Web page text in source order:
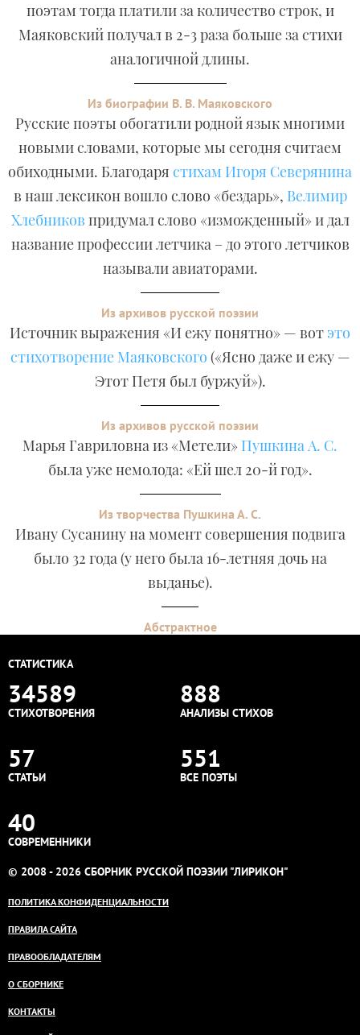
поэтам тогда платили за количество строк, и
Маяковский получал в 2-3 раза больше за стихи
аналогичной длины.
Из биографии В. В. Маяковского
Русские поэты обогатили родной язык многими
новыми словами, которые мы сегодня считаем
обиходными. Благодаря стихам Игоря Северянина
в наш лексикон вошло слово «бездарь», Велимир
Хлебников придумал слово «изможденный» и дал
название профессии летчика – до этого летчиков
называли авиаторами.
Из архивов русской поэзии
Источник выражения «И ежу понятно» — вот это
стихотворение Маяковского («Ясно даже и ежу —
Этот Петя был буржуй»).
Из архивов русской поэзии
Марья Гавриловна из «Метели» Пушкина А. С.
была уже немолода: «Ей шел 20-й год».
Из творчества Пушкина А. С.
Ивану Сусанину на момент совершения подвига
было 32 года (у него была 16-летняя дочь на
выданье).
Абстрактное
СТАТИСТИКА
34589
СТИХОТВОРЕНИЯ
888
АНАЛИЗЫ СТИХОВ
57
СТАТЬИ
551
ВСЕ ПОЭТЫ
40
СОВРЕМЕННИКИ
© 2008 - 2026 СБОРНИК РУССКОЙ ПОЭЗИИ "ЛИРИКОН"
ПОЛИТИКА КОНФИДЕНЦИАЛЬНОСТИ
ПРАВИЛА САЙТА
ПРАВООБЛАДАТЕЛЯМ
О СБОРНИКЕ
КОНТАКТЫ